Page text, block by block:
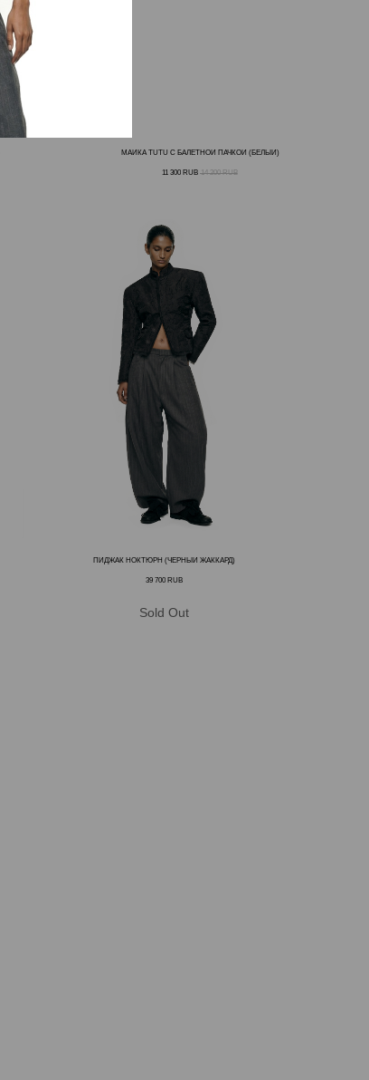
МАЙКА TUTU С БАЛЕТНОЙ ПАЧКОЙ (БЕЛЫЙ)
11 300 RUB 14 200 RUB
ПИДЖАК НОКТЮРН (ЧЕРНЫЙ ЖАККАРД)
39 700 RUB